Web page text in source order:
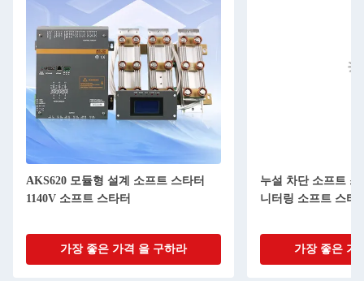
AKS620 모듈형 설계 소프트 스타터
1140V 소프트 스타터
가장 좋은 가격 을 구하라
누설 차단 소프트
니터링 소프트 스타
가장 좋은 가